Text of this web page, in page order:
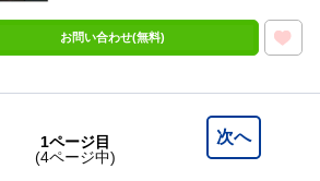
お問い合わせ(無料)
次へ
1ページ目
(4ページ中)